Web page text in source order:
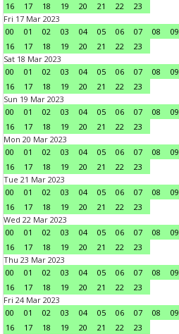
16 17 18 19 20 21 22
23
Fri 17 Mar 2023
00
01 02 03 04 05 06 07 08 09
16
17 18 19 20 21 22
23
Sat 18 Mar 2023
00
01 02 03 04 05 06 07 08 09
16
17 18 19 20 21 22
23
Sun 19 Mar 2023
00
01 02 03 04 05 06 07 08 09
16
17 18 19 20 21 22
23
Mon 20 Mar 2023
00
01 02 03 04 05 06 07 08 09
16
17 18 19 20 21 22
23
Tue 21 Mar 2023
00
01 02 03 04 05 06 07 08 09
16
17 18 19 20 21 22
23
Wed 22 Mar 2023
00
01 02 03 04 05 06 07 08 09
16
17 18 19 20 21 22
23
Thu 23 Mar 2023
00
01 02 03 04 05 06 07 08 09
16
17 18 19 20 21 22
23
Fri 24 Mar 2023
00
01 02 03 04 05 06 07 08 09
16
17 18 19 20 21 22
23